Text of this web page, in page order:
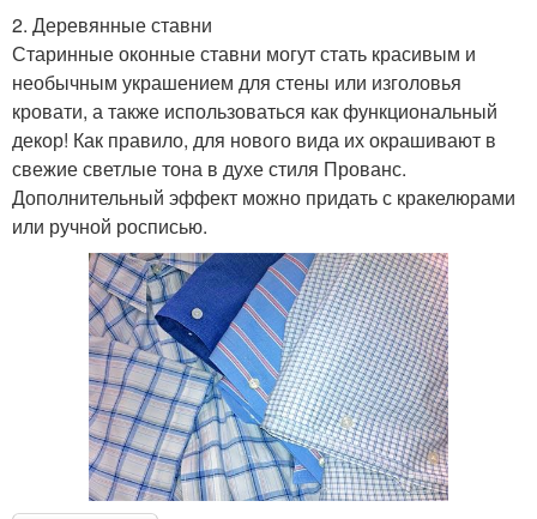
2. Деревянные ставни
Старинные оконные ставни могут стать красивым и
необычным украшением для стены или изголовья
кровати, а также использоваться как функциональный
декор! Как правило, для нового вида их окрашивают в
свежие светлые тона в духе стиля Прованс.
Дополнительный эффект можно придать с кракелюрами
или ручной росписью.